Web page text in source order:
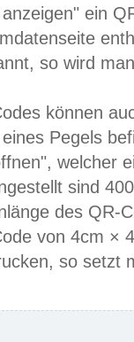
ein
so wird
können
Pegels
welcher
sind
des QR-
von 4cm ×
so setzt